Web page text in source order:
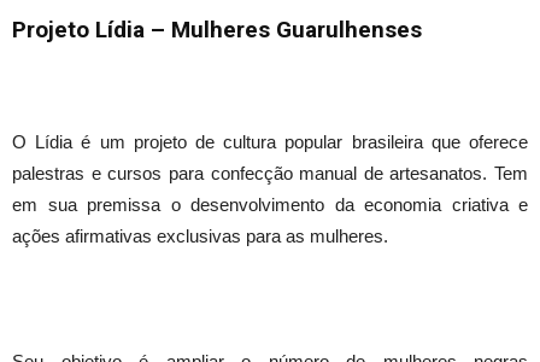
Projeto Lídia – Mulheres Guarulhenses
O Lídia é um projeto de cultura popular brasileira que oferece
palestras e cursos para confecção manual de artesanatos. Tem
em sua premissa o desenvolvimento da economia criativa e
ações afirmativas exclusivas para as mulheres.